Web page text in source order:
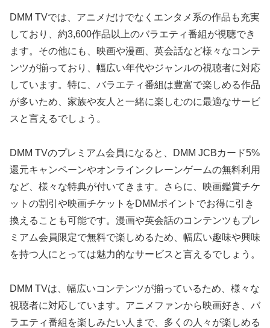
DMM TVでは、アニメだけでなくエンタメ系の作品も充実
しており、約3,600作品以上のバラエティ番組が視聴でき
ます。その他にも、映画や漫画、英会話など様々なコンテ
ンツが揃っており、幅広い年代やジャンルの視聴者に対応
しています。特に、バラエティ番組は豊富で楽しめる作品
が多いため、家族や友人と一緒に楽しむのに最適なサービ
スと言えるでしょう。
DMM TVのプレミアム会員になると、DMM JCBカード5%
還元キャンペーンやオンラインクレーンゲームの無料利用
など、様々な特典が付いてきます。さらに、映画鑑賞チケ
ットの割引や映画チケットをDMMポイントでお得に引き
換えることも可能です。漫画や英会話のコンテンツもプレ
ミアム会員限定で無料で楽しめるため、幅広い趣味や興味
を持つ人にとっては魅力的なサービスと言えるでしょう。
DMM TVは、幅広いコンテンツが揃っているため、様々な
視聴者に対応しています。アニメファンから映画好き、バ
ラエティ番組を楽しみたい人まで、多くの人々が楽しめる